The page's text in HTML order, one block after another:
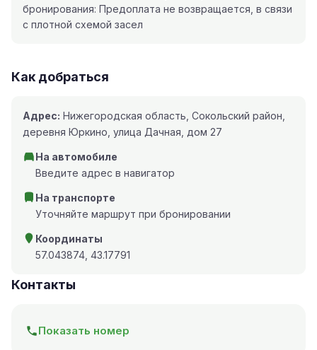
бронирования: Предоплата не возвращается, в связи
с плотной схемой засел
Как добраться
Адрес: Нижегородская область, Сокольский район,
деревня Юркино, улица Дачная, дом 27
На автомобиле
Введите адрес в навигатор
На транспорте
Уточняйте маршрут при бронировании
Координаты
57.043874, 43.17791
Контакты
Показать номер